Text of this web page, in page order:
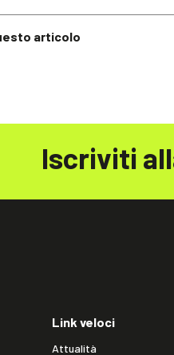
articolo
Iscriviti
Link veloci
Attualità